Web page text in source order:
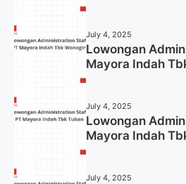
July 4, 2025
Lowongan
Mayora Indah
July 4, 2025
Lowongan
Mayora Indah
July 4, 2025